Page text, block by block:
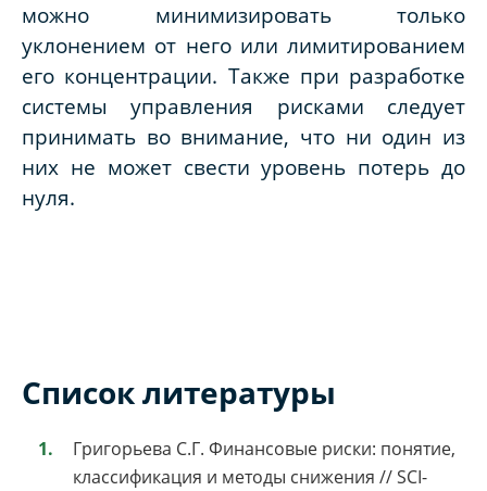
можно минимизировать только
уклонением от него или лимитированием
его концентрации. Также при разработке
системы управления рисками следует
принимать во внимание, что ни один из
них не может свести уровень потерь до
нуля.
Список литературы
Григорьева С.Г. Финансовые риски: понятие,
классификация и методы снижения // SCI-